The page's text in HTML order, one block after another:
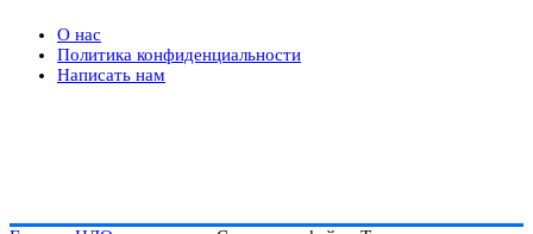
О нас
Политика конфиденциальности
Написать нам